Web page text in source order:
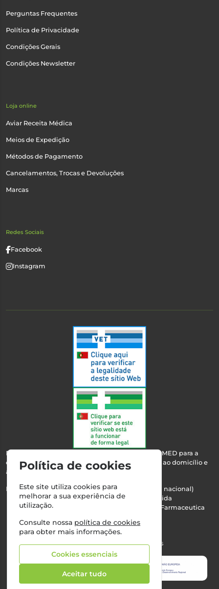
Perguntas Frequentes
Política de Privacidade
Condições Gerais
Condições Newsletter
Loja online
Aviar Receita Médica
Meios de Expedição
Métodos de Pagamento
Cancelamentos, Trocas e Devoluções
Marcas
Redes Sociais
Facebook
Instagram
Esta farmácia encontra-se autorizada pelo INFARMED para a
dispensa de medicamentos e produtos de saúde ao domicílio e
através da internet.
Nº Infarmed: 21 798 7100 (chamada para rede fixa nacional)
Direção Técnica:Maria Teresa Almeida
NIPC:510103669 | Teresa Almeida - Sociedade Farmaceutica
Alvará nº:2994
©2026 Todos os direitos reservados
Política de cookies
Este site utiliza cookies para
melhorar a sua experiência de
utilização.
Consulte nossa política de cookies
para obter mais informações.
Cookies essenciais
Aceitar tudo